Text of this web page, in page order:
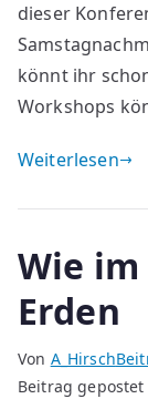
dieser
könnt ihr
Workshops
Weiterlesen
Wie
Erden
Von A_Hirsch
Beitrag